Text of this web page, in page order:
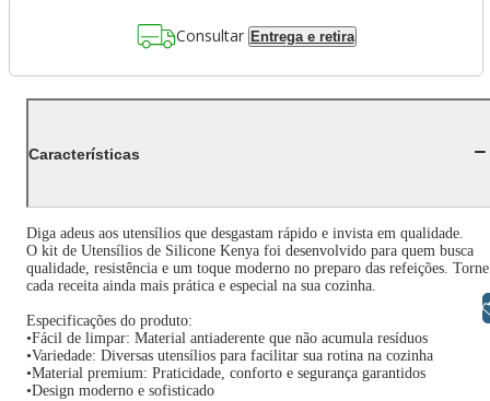
Consultar Entrega e retira
Características
Diga adeus aos utensílios que desgastam rápido e invista em qualidade.
O kit de Utensílios de Silicone Kenya foi desenvolvido para quem busca
qualidade, resistência e um toque moderno no preparo das refeições. Torne
cada receita ainda mais prática e especial na sua cozinha.
Especificações do produto:
•Fácil de limpar: Material antiaderente que não acumula resíduos
•Variedade: Diversas utensílios para facilitar sua rotina na cozinha
•Material premium: Praticidade, conforto e segurança garantidos
•Design moderno e sofisticado